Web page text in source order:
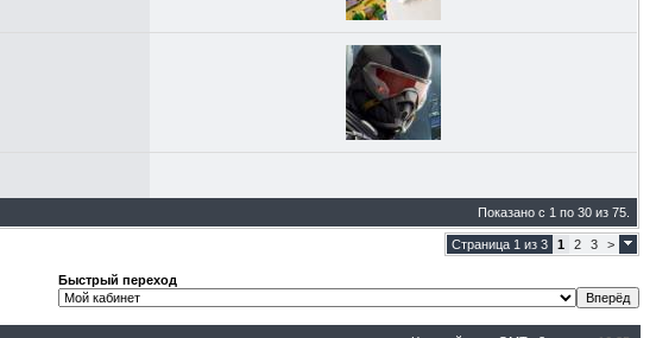
Показано с 1 по 30 из 75.
Страница 1 из 3 1 2 3 >
Быстрый переход